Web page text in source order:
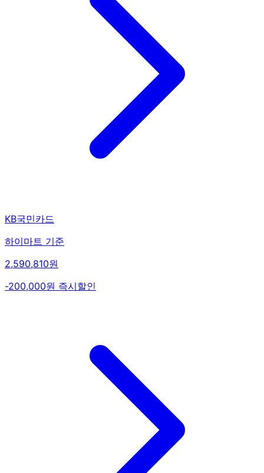
KB국민카드
하이마트 기준
2,590,810원
-200,000원 즉시할인